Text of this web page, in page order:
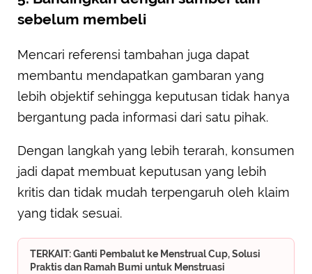
sebelum membeli
Mencari referensi tambahan juga dapat
membantu mendapatkan gambaran yang
lebih objektif sehingga keputusan tidak hanya
bergantung pada informasi dari satu pihak.
Dengan langkah yang lebih terarah, konsumen
jadi dapat membuat keputusan yang lebih
kritis dan tidak mudah terpengaruh oleh klaim
yang tidak sesuai.
TERKAIT: Ganti Pembalut ke Menstrual Cup, Solusi
Praktis dan Ramah Bumi untuk Menstruasi